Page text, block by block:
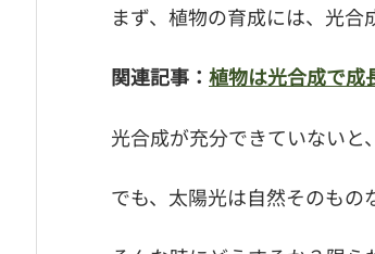
まず、植物の育成には、光合
関連記事： 植物は光合成で成
光合成が充分できていないと
でも、太陽光は自然そのもの